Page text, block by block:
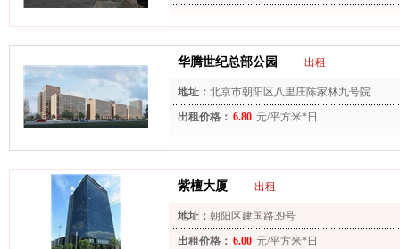
华腾世纪总部公园 出租
地址： 北京市朝阳区八里庄陈家林九号院
出租价格： 6.80 元/平方米*日
紫檀大厦 出租
地址： 朝阳区建国路39号
出租价格： 6.00 元/平方米*日